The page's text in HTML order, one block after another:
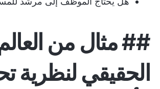
##مثال من
الحقيقي لنظرية